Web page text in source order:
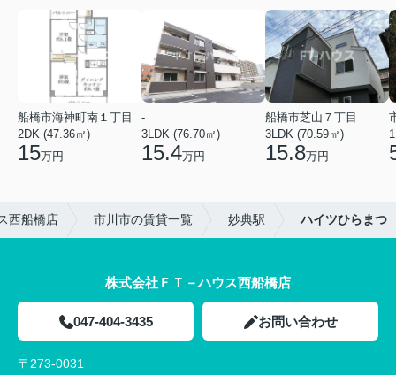
船橋市海神町南１丁目
2DK (47.36㎡)
15万円
-
3LDK (76.70㎡)
15.4万円
船橋市芝山７丁目
3LDK (70.59㎡)
15.8万円
西船橋店 市川市の賃貸一覧 妙典駅 ハイツひらまつ
株式会社ＦＴ－ハウス西船橋店
047-404-3435 お問い合わせ
〒273-0031